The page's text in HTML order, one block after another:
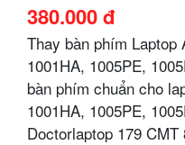
380.000 đ
Thay bàn phím Laptop
1001HA, 1005PE,
bàn phím chuẩn cho
1001HA, 1005PE,
Doctorlaptop 179